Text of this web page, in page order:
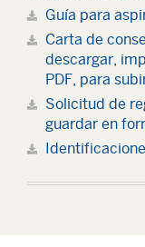
Guía para
Carta de
descargar,
PDF, para
Solicitud de
guardar en